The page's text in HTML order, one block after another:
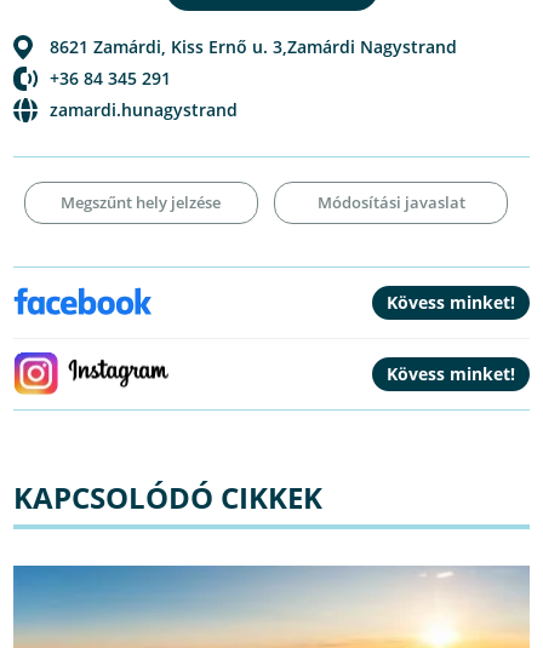
8621 Zamárdi Kiss Ernő u. 3,Zamárdi Nagystrand
+36 84 345 291
zamardi.hunagystrand
Megszűnt hely jelzése Módosítási javaslat
KAPCSOLÓDÓ CIKKEK